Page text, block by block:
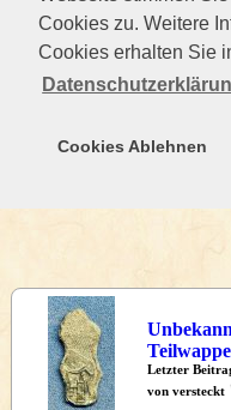
Cookies zu. Weitere
Cookies erhalten Sie
Cookies Ablehnen
Letzter
von versteckt